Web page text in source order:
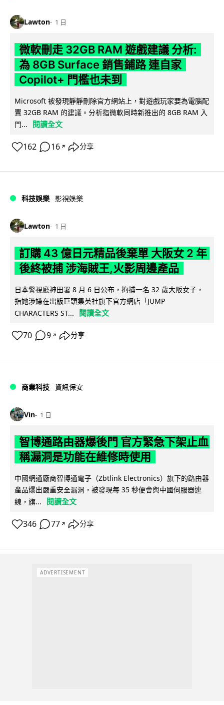
Lawton 1 日
微軟刪走 32GB RAM 遊戲建議 分析:
為 8GB Surface 銷售鋪路 連自家
Copilot+ 門檻也未到
Microsoft 被發現靜靜刪除官方網站上，對遊戲玩家要為電腦配
置 32GB RAM 的建議。分析指微軟同時新推出的 8GB RAM 入
門...
閱讀全文
162 16 ↗ 分享
科技娛樂 影視娛樂
Lawton 1 日
訂購 43 億日元精品後棄單 大阪女 2 年
後終被捕 涉海賊王,火影周邊產品
日本警視廳神田署 8 月 6 日公布，拘捕一名 32 歲大阪女子，
指她涉嫌在出版巨頭集英社旗下官方網店「JUMP
CHARACTERS ST...
閱讀全文
70 9 ↗ 分享
商業科技 資訊保安
Vin 1 日
智博通路由器爆後門 官方緊急下架止血
稱漏洞是功能在維修時使用
中國網通廠商智博通電子（Zbtlink Electronics）旗下的路由器
產品爆出嚴重安全漏洞，被發現每 35 秒便會與中國伺服器連
線，旗...
閱讀全文
346 77 ↗ 分享
ADVERTISEMENT